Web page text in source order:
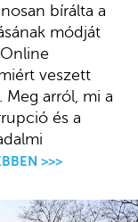
bírálta a
módját
veszett
Meg arról, mi a
és a
>>>